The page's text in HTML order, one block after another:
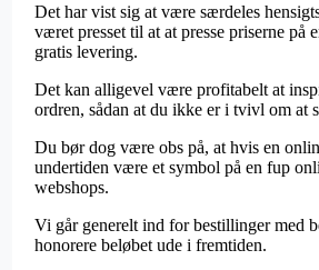
Det har vist sig at være særdeles
været presset til at at presse priserne
gratis levering.
Det kan alligevel være profitabelt at
ordren, sådan at du ikke er i tvivl om at
Du bør dog være obs på, at hvis en
undertiden være et symbol på en fup
webshops.
Vi går generelt ind for bestillinger med
honorere beløbet ude i fremtiden.